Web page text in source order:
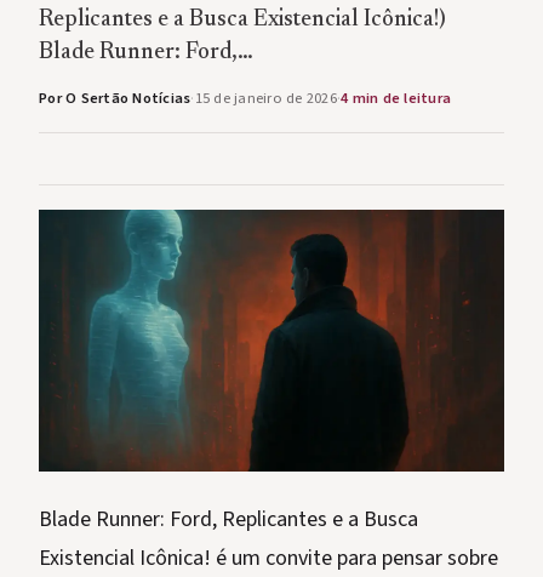
Replicantes e a Busca Existencial Icônica!)
Blade Runner: Ford,…
Por O Sertão Notícias·15 de janeiro de 2026·4 min de leitura
Blade Runner: Ford, Replicantes e a Busca
Existencial Icônica! é um convite para pensar sobre